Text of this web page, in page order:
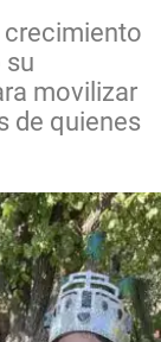
crecimiento
su
movilizar
de quienes